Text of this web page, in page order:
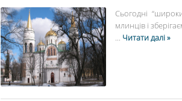
Сьогодні
млинців і
... Читати далі »